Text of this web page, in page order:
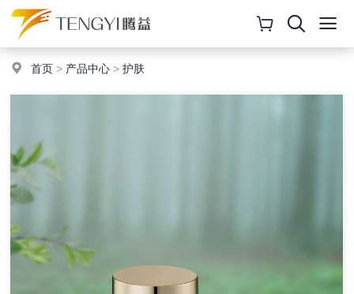
首页 > 产品中心 >护肤